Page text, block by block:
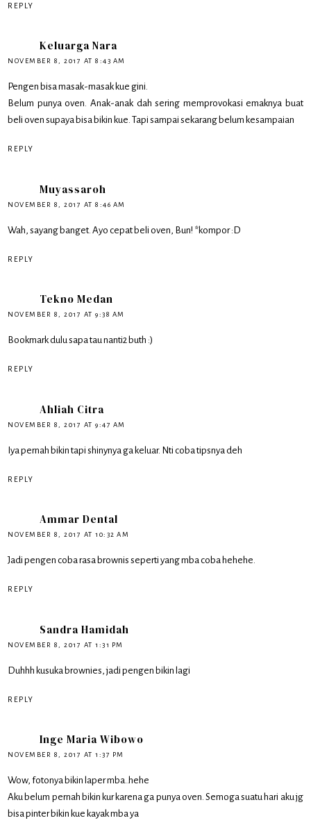
REPLY
Keluarga Nara
NOVEMBER 8, 2017 AT 8:43 AM
Pengen bisa masak-masak kue gini.
Belum punya oven. Anak-anak dah sering memprovokasi emaknya buat
beli oven supaya bisa bikin kue. Tapi sampai sekarang belum kesampaian
REPLY
Muyassaroh
NOVEMBER 8, 2017 AT 8:46 AM
Wah, sayang banget. Ayo cepat beli oven, Bun! *kompor :D
REPLY
Tekno Medan
NOVEMBER 8, 2017 AT 9:38 AM
Bookmark dulu sapa tau nanti2 buth :)
REPLY
Ahliah Citra
NOVEMBER 8, 2017 AT 9:47 AM
Iya pernah bikin tapi shinynya ga keluar. Nti coba tipsnya deh
REPLY
Ammar Dental
NOVEMBER 8, 2017 AT 10:32 AM
Jadi pengen coba rasa brownis seperti yang mba coba hehehe.
REPLY
Sandra Hamidah
NOVEMBER 8, 2017 AT 1:31 PM
Duhhh kusuka brownies, jadi pengen bikin lagi
REPLY
Inge Maria Wibowo
NOVEMBER 8, 2017 AT 1:37 PM
Wow, fotonya bikin laper mba..hehe
Aku belum pernah bikin kur karena ga punya oven. Semoga suatu hari aku jg
bisa pinter bikin kue kayak mba ya